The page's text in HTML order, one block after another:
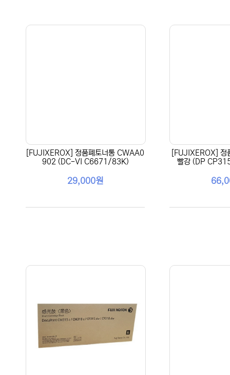
[FUJIXEROX] 정품폐토너통 CWAA0
902 (DC-VI C6671/83K)
29,000원
[FUJIXEROX]
빨강 (DP